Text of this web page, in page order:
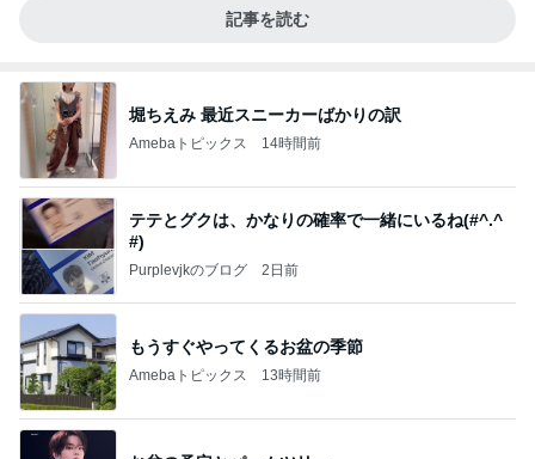
記事を読む
堀ちえみ 最近スニーカーばかりの訳
Amebaトピックス 14時間前
テテとグクは、かなりの確率で一緒にいるね(#^.^
#)
Purplevjkのブログ 2日前
もうすぐやってくるお盆の季節
Amebaトピックス 13時間前